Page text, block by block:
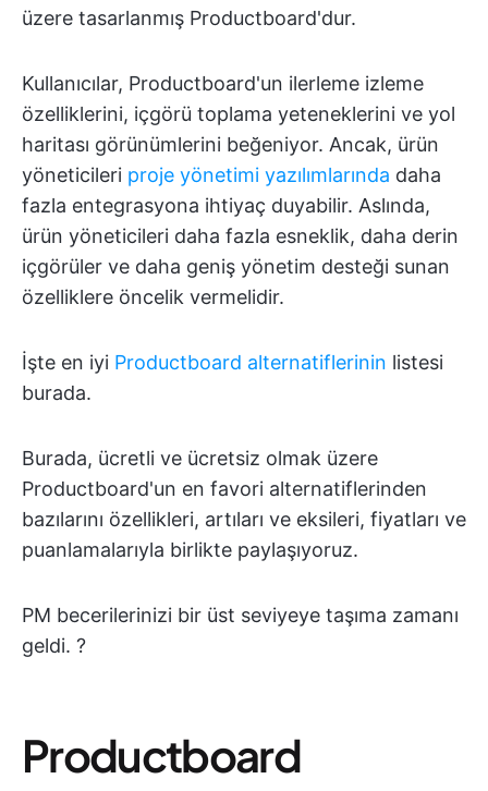
üzere tasarlanmış Productboard'dur.
Kullanıcılar, Productboard'un ilerleme izleme
özelliklerini, içgörü toplama yeteneklerini ve yol
haritası görünümlerini beğeniyor. Ancak, ürün
yöneticileri proje yönetimi yazılımlarında daha
fazla entegrasyona ihtiyaç duyabilir. Aslında,
ürün yöneticileri daha fazla esneklik, daha derin
içgörüler ve daha geniş yönetim desteği sunan
özelliklere öncelik vermelidir.
İşte en iyi Productboard alternatiflerinin listesi
burada.
Burada, ücretli ve ücretsiz olmak üzere
Productboard'un en favori alternatiflerinden
bazılarını özellikleri, artıları ve eksileri, fiyatları ve
puanlamalarıyla birlikte paylaşıyoruz.
PM becerilerinizi bir üst seviyeye taşıma zamanı
geldi. ?
Productboard